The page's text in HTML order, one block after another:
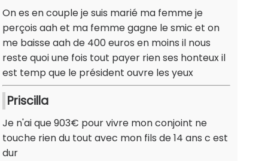
On es en couple je suis marié ma femme je
perçois aah et ma femme gagne le smic et on
me baisse aah de 400 euros en moins il nous
reste quoi une fois tout payer rien ses honteux il
est temp que le président ouvre les yeux
Priscilla
Je n'ai que 903€ pour vivre mon conjoint ne
touche rien du tout avec mon fils de 14 ans c est
dur